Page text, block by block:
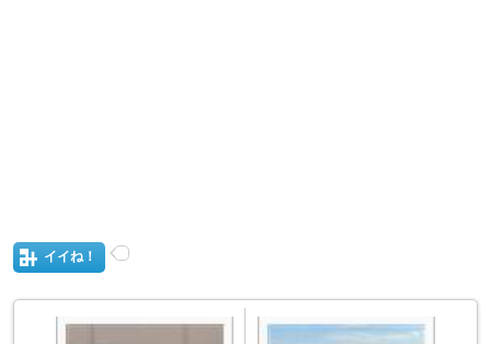
イイね！